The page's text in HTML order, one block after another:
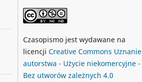
Czasopismo jest wydawane na
licencji Creative Commons Uznanie
autorstwa - Użycie niekomercyjne -
Bez utworów zależnych 4.0